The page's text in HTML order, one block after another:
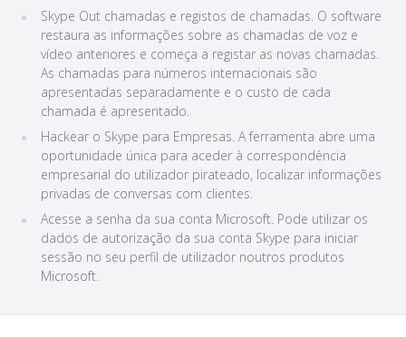
Skype Out chamadas e registos de chamadas. O software
restaura as informações sobre as chamadas de voz e
vídeo anteriores e começa a registar as novas chamadas.
As chamadas para números internacionais são
apresentadas separadamente e o custo de cada
chamada é apresentado.
Hackear o Skype para Empresas. A ferramenta abre uma
oportunidade única para aceder à correspondência
empresarial do utilizador pirateado, localizar informações
privadas de conversas com clientes.
Acesse a senha da sua conta Microsoft. Pode utilizar os
dados de autorização da sua conta Skype para iniciar
sessão no seu perfil de utilizador noutros produtos
Microsoft.